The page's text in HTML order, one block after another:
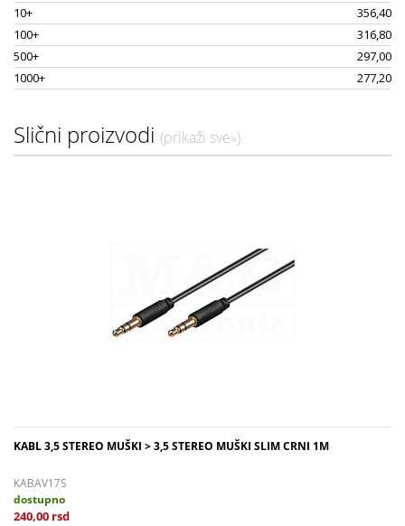
10+
356,40
100+
316,80
500+
297,00
1000+
277,20
Slični proizvodi (prikaži sve»)
KABL 3,5 STEREO MUŠKI > 3,5 STEREO MUŠKI SLIM CRNI 1M
KABAV17S
dostupno
240,00 rsd